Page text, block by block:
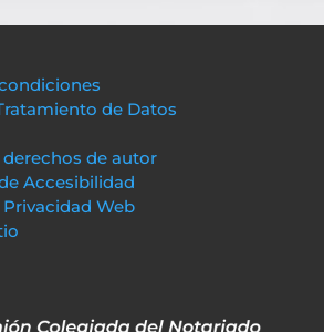
de Datos
derechos de autor
Accesibilidad
Privacidad Web